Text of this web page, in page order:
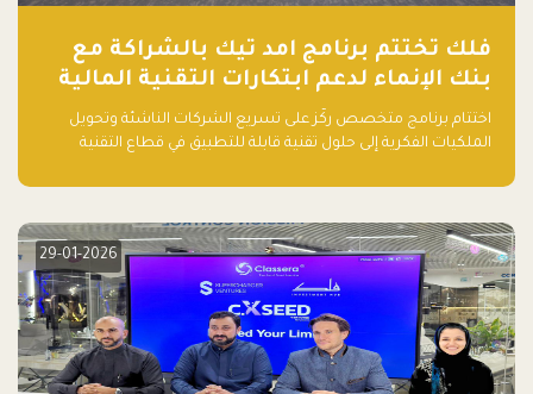
فلك تختتم برنامج امد تيك بالشراكة مع
بنك الإنماء لدعم ابتكارات التقنية المالية
اختتام برنامج متخصص ركّز على تسريع الشركات الناشئة وتحويل
الملكيات الفكرية إلى حلول تقنية قابلة للتطبيق في قطاع التقنية
29-01-2026